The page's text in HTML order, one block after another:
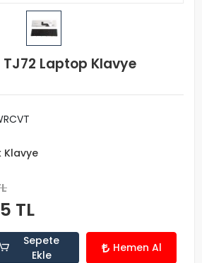
TJ72 Laptop Klavye
Klavye
TL
Sepete
Ekle
Hemen Al